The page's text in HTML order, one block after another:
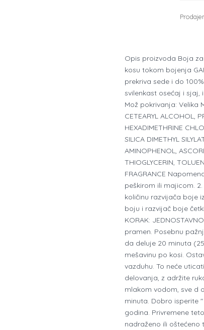
Opis proizvoda Boja
kosu tokom bojenja
prekriva sede i do
svilenkast osećaj i
Mož pokrivanja: Velika
CETEARYL ALCOHOL,
HEXADIMETHRINE
SILICA DIMETHYL
AMINOPHENOL,
THIOGLYCERIN,
FRAGRANCE
peškirom ili majicom. 2.
količinu razvijača boje
boju i razvijač boje
KORAK:
pramen. Posebnu
da deluje 20 minuta
mešavinu po kosi.
vazduhu. To neće
delovanja, z adržite
mlakom vodom, sve d
minuta. Dobro isperite
godina. Privremene
nadraženo ili oštećeno